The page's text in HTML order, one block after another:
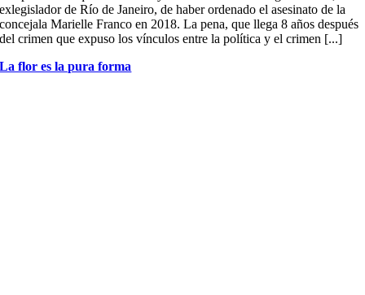
exlegislador de Río de Janeiro, de haber ordenado el asesinato de la
concejala Marielle Franco en 2018. La pena, que llega 8 años después
del crimen que expuso los vínculos entre la política y el crimen [...]
La flor es la pura forma